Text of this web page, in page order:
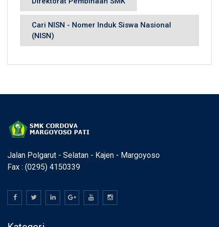
Cari NISN - Nomer Induk Siswa Nasional
(NISN)
Jalan Polgarut - Selatan - Kajen - Margoyoso
Fax : (0295) 4150339